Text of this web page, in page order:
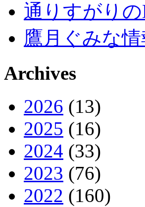
通りすがり
鷹月ぐみな情
Archives
2026 (13)
2025 (16)
2024 (33)
2023 (76)
2022 (160)